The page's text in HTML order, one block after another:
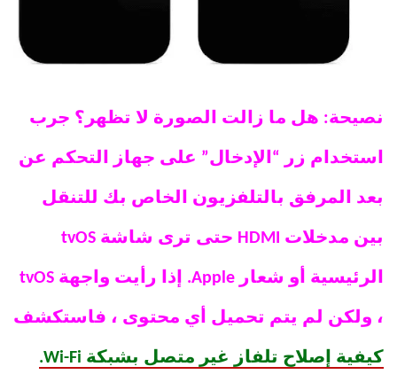
نصيحة: هل ما زالت الصورة لا تظهر؟ جرب
استخدام زر “الإدخال” على جهاز التحكم عن
بعد المرفق بالتلفزيون الخاص بك للتنقل
بين مدخلات HDMI حتى ترى شاشة tvOS
الرئيسية أو شعار Apple. إذا رأيت واجهة tvOS
، ولكن لم يتم تحميل أي محتوى ، فاستكشف
كيفية إصلاح تلفاز غير متصل بشبكة Wi-Fi.